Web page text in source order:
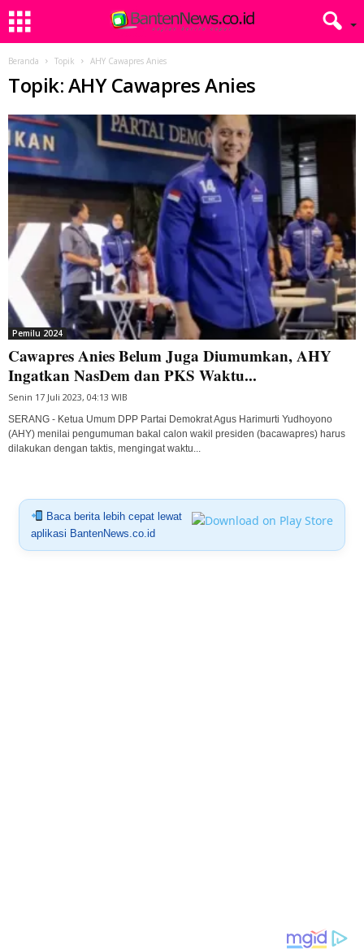
Beranda Topik AHY Cawapres Anies
Topik: AHY Cawapres Anies
Pemilu 2024
Cawapres Anies Belum Juga Diumumkan, AHY
Ingatkan NasDem dan PKS Waktu...
Senin 17 Juli 2023, 04:13 WIB
SERANG - Ketua Umum DPP Partai Demokrat Agus Harimurti Yudhoyono
(AHY) menilai pengumuman bakal calon wakil presiden (bacawapres) harus
dilakukan dengan taktis, mengingat waktu...
Baca berita lebih cepat lewat
aplikasi BantenNews.co.id